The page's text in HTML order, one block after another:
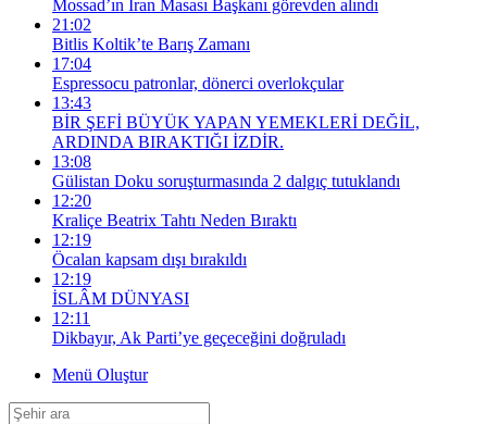
Mossad’ın İran Masası Başkanı görevden alındı
21:02
Bitlis Koltik’te Barış Zamanı
17:04
Espressocu patronlar, dönerci overlokçular
13:43
BİR ŞEFİ BÜYÜK YAPAN YEMEKLERİ DEĞİL,
ARDINDA BIRAKTIĞI İZDİR.
13:08
Gülistan Doku soruşturmasında 2 dalgıç tutuklandı
12:20
Kraliçe Beatrix Tahtı Neden Bıraktı
12:19
Öcalan kapsam dışı bırakıldı
12:19
İSLÂM DÜNYASI
12:11
Dikbayır, Ak Parti’ye geçeceğini doğruladı
Menü Oluştur